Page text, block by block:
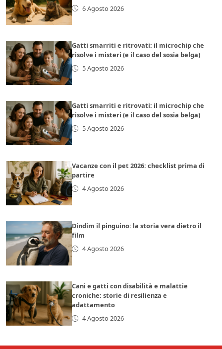
6 Agosto 2026
Gatti smarriti e ritrovati: il microchip che
risolve i misteri (e il caso del sosia belga)
5 Agosto 2026
Gatti smarriti e ritrovati: il microchip che
risolve i misteri (e il caso del sosia belga)
5 Agosto 2026
Vacanze con il pet 2026: checklist prima di
partire
4 Agosto 2026
Dindim il pinguino: la storia vera dietro il
film
4 Agosto 2026
Cani e gatti con disabilità e malattie
croniche: storie di resilienza e
adattamento
4 Agosto 2026